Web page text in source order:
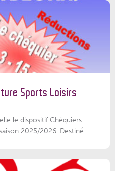
Sports Loisirs
le dispositif Chéquiers
2025/2026. Destiné...